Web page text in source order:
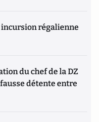
incursion régalienne
du chef de la DZ
détente entre